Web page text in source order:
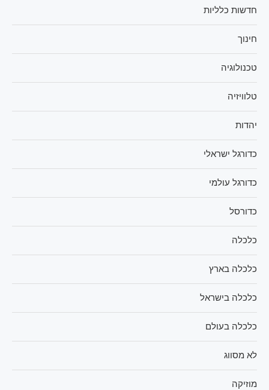
חדשות כלליות
חינוך
טכנולוגיה
טלוויזיה
יהדות
כדורגל ישראלי
כדורגל עולמי
כדורסל
כלכלה
כלכלה בארץ
כלכלה בישראל
כלכלה בעולם
לא מסווג
מוזיקה